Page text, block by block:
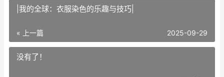
|我的全球：衣服染色的乐趣与技巧|
« 上一篇 2025-09-29
没有了！